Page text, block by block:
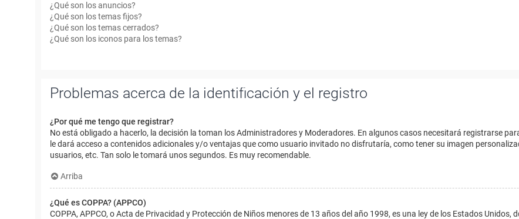
¿Qué son los anuncios?
¿Qué son los temas fijos?
¿Qué son los temas cerrados?
¿Qué son los iconos para los temas?
Problemas acerca de la identificación y el registro
¿Por qué me tengo que registrar?
No está obligado a hacerlo, la decisión la toman los Administradores y Moderadores. En algunos casos necesitará registrarse
le dará acceso a contenidos adicionales y/o ventajas que como usuario invitado no disfrutaría, como tener su imagen
usuarios, etc. Tan solo le tomará unos segundos. Es muy recomendable.
Arriba
¿Qué es COPPA? (APPCO)
COPPA, APPCO, o Acta de Privacidad y Protección de Niños menores de 13 años del año 1998, es una ley de los Estados